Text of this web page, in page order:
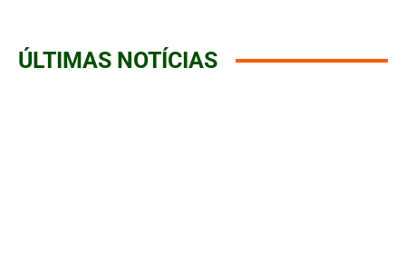
ÚLTIMAS NOTÍCIAS